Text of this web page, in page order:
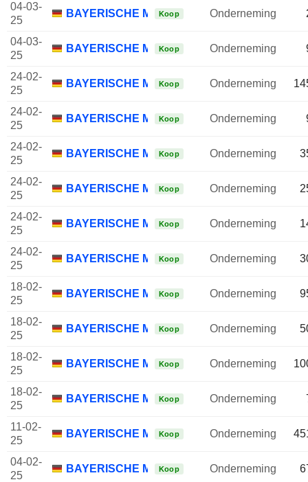
04-03-
25
BAYERISCHE MOTOREN WERKE AG
Koop Onderneming
04-03-
25
BAYERISCHE MOTOREN WERKE AG
Koop Onderneming
24-02-
25
BAYERISCHE MOTOREN WERKE AG
Koop Onderneming
24-02-
25
BAYERISCHE MOTOREN WERKE AG
Koop Onderneming
24-02-
25
BAYERISCHE MOTOREN WERKE AG
Koop Onderneming
24-02-
25
BAYERISCHE MOTOREN WERKE AG
Koop Onderneming
24-02-
25
BAYERISCHE MOTOREN WERKE AG
Koop Onderneming
24-02-
25
BAYERISCHE MOTOREN WERKE AG
Koop Onderneming
18-02-
25
BAYERISCHE MOTOREN WERKE AG
Koop Onderneming
18-02-
25
BAYERISCHE MOTOREN WERKE AG
Koop Onderneming
18-02-
25
BAYERISCHE MOTOREN WERKE AG
Koop Onderneming
18-02-
25
BAYERISCHE MOTOREN WERKE AG
Koop Onderneming
11-02-
25
BAYERISCHE MOTOREN WERKE AG
Koop Onderneming
04-02-
25
BAYERISCHE MOTOREN WERKE AG
Koop Onderneming